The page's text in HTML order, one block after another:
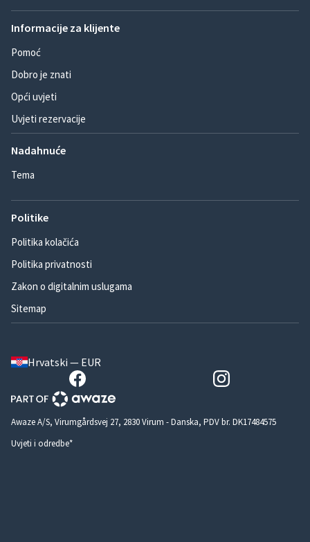
Informacije za klijente
Pomoć
Dobro je znati
Opći uvjeti
Uvjeti rezervacije
Nadahnuće
Tema
Politike
Politika kolačića
Politika privatnosti
Zakon o digitalnim uslugama
Sitemap
Hrvatski — EUR
Awaze A/S, Virumgårdsvej 27, 2830 Virum - Danska, PDV br. DK17484575
Uvjeti i odredbe*